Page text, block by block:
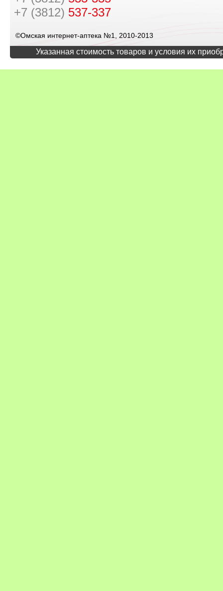
+7 (3812) 537-337
©Омская интернет-аптека №1, 2010-2013
Указанная стоимость товаров и условия их